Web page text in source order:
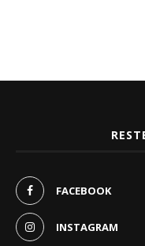
FACEBOOK
INSTAGRAM